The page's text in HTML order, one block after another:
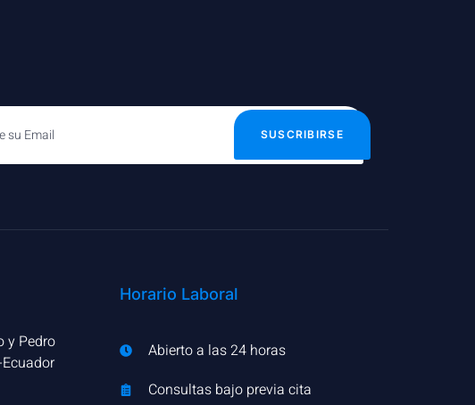
SUSCRIBIRSE
y Pedro
Horario Laboral
Abierto a las 24 horas
Consultas bajo previa cita